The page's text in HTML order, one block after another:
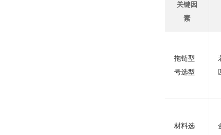
关键因
素
拖链型
号选型
材料选